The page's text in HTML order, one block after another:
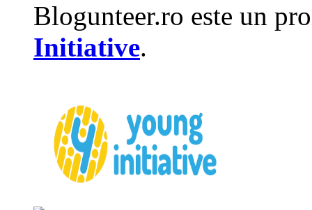
Blogunteer.ro este un
Initiative.